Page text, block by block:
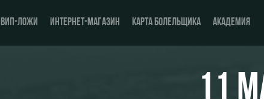
ВИП-ЛОЖИ ИНТЕРНЕТ-МАГАЗИН КАРТА БОЛЕЛЬЩИКА АКАДЕМИЯ
11